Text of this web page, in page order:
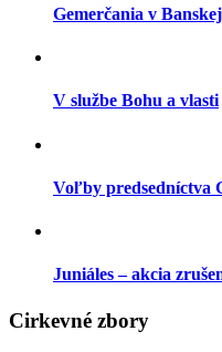
Gemerčania v
V službe Bohu a vlasti
Voľby predsedníctva
Juniáles – akcia
Cirkevné zbory